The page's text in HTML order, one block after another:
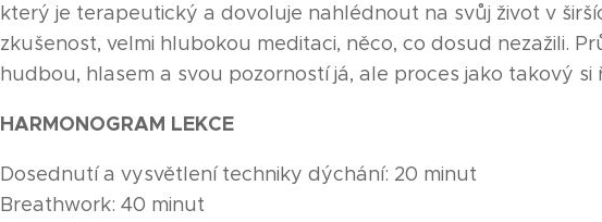
který je terapeutický a dovoluje nahlédnout na svůj život v
zkušenost, velmi hlubokou meditaci, něco, co dosud nezažili.
hudbou, hlasem a svou pozorností já, ale proces jako takový si
HARMONOGRAM LEKCE
Dosednutí a vysvětlení techniky dýchání: 20 minut
Breathwork: 40 minut